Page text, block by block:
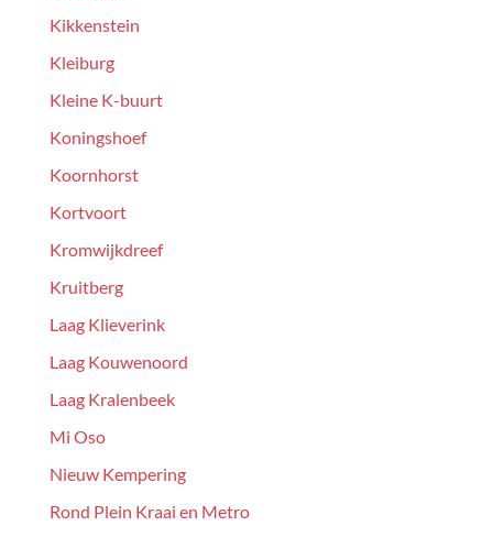
Kikkenstein
Kleiburg
Kleine K-buurt
Koningshoef
Koornhorst
Kortvoort
Kromwijkdreef
Kruitberg
Laag Klieverink
Laag Kouwenoord
Laag Kralenbeek
Mi Oso
Nieuw Kempering
Rond Plein Kraai en Metro